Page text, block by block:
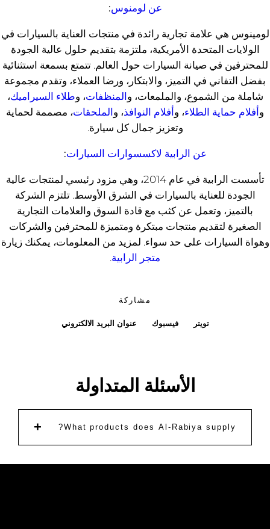
عن لومنوس:
لومينوس هي علامة تجارية رائدة في منتجات العناية بالسيارات في
الولايات المتحدة الأمريكية، ملتزمة بتقديم حلول عالية الجودة
للمحترفين في صيانة السيارات حول العالم. تتمتع بسمعة استثنائية
بفضل التفاني في التميز، والابتكار، ورضا العملاء، وتقدم مجموعة
شاملة من الشموع، والملمعات، و المنظفات، وطلاء السيراميك،
و أفلام حماية الطلاء، و أفلام النوافذ، و الملحقات، مصممة لحماية
وتعزيز جمال كل سيارة.
عن الرابية لاكسسوارات السيارات:
تأسست الرابية في عام 2014، وهي مزود رئيسي لمنتجات عالية
الجودة للعناية بالسيارات في الشرق الأوسط. تلتزم الشركة
بالتميز، وتعمل عن كثب مع قادة السوق والعلامات التجارية
الصغيرة لتقديم منتجات مبتكرة ومتميزة للمحترفين والشركات
وهواة السيارات على حد سواء. لمزيد من المعلومات، يمكنك زيارة
متجر الرابية.
مشاركة
تويتر فيسبوك عنوان البريد الالكتروني
الأسئلة المتداولة
What products does Al-Rabiya supply?
+